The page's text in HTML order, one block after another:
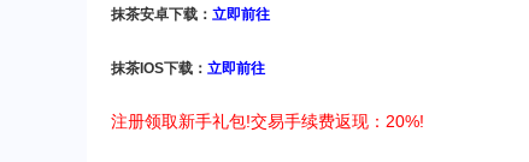
抹茶安卓下载： 立即前往
抹茶IOS下载： 立即前往
注册领取新手礼包!交易手续费返现：20%!